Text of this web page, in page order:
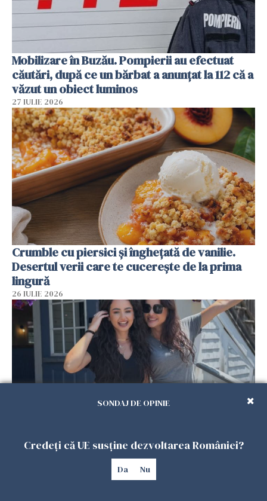
Mobilizare în Buzău. Pompierii au efectuat
căutări, după ce un bărbat a anunțat la 112 că a
văzut un obiect luminos
27 IULIE 2026
Crumble cu piersici și înghețată de vanilie.
Desertul verii care te cucerește de la prima
lingură
26 IULIE 2026
Cum au devenit două românce de neînlocuit
într-un restaurant din SUA. Patronul: „Nu știu
ce o să mă fac fără voi”
SONDAJ DE OPINIE
Credeți că UE susține dezvoltarea României?
Da Nu